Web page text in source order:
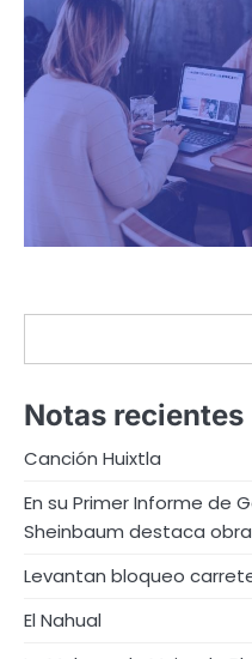
Notas recientes
Canción Huixtla
En su Primer Informe de
Sheinbaum destaca
Levantan bloqueo
El Nahual